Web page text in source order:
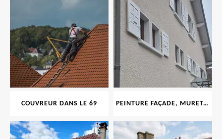
COUVREUR DANS LE 69 PEINTURE FAÇADE, MURET, TOITURE, BOISERIE, FERRONERIE, GOUTTIÈRE 69